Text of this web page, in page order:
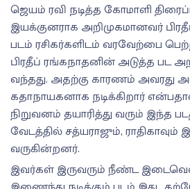
ஜெயம் ரவி நடித்த கோமாளி
இயக்குனராக அறிமுகமானவர்
படம் ரசிகர்களிடம் வரவேற்பை
பிரதீப் ரங்கநாதனின் அடுத்த பட
வந்தது. அதற்கு காரணம் அவரது
கதாநாயகனாக நடிக்கிறார்
நிறுவனம் தயாரித்து வரும் இந்த
வேடத்தில் சத்யராஜும், ராதிகாவும்
வருகின்றனர்.
இவர்கள் இருவரும் நீண்ட